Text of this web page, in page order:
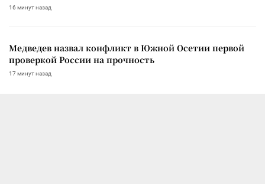
16 минут назад
Медведев назвал конфликт в Южной Осетии первой
проверкой России на прочность
17 минут назад